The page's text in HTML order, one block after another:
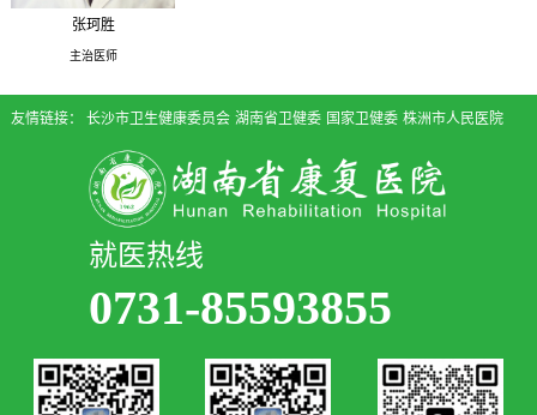
张珂胜
主治医师
友情链接： 长沙市卫生健康委员会 湖南省卫健委 国家卫健委 株洲市人民医院
就医热线
0731-85593855